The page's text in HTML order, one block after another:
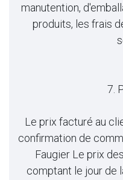
manutention,
produits, les frais
7.
Le prix facturé au
confirmation de
Faugier Le prix
comptant le jour de